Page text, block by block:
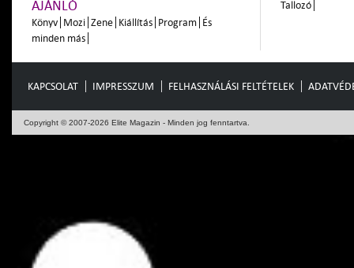
AJÁNLÓ
Könyv Mozi Zene Kiállítás Program És
minden más
Tallozó
KAPCSOLAT IMPRESSZUM FELHASZNÁLÁSI FELTÉTELEK
Copyright © 2007-2026 Elite Magazin - Minden jog fenntartva.